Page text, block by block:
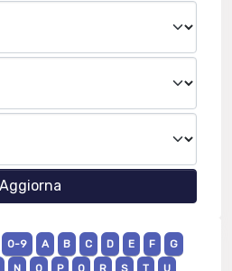
0-9 A B C D E F
G
N O P Q R S T
U